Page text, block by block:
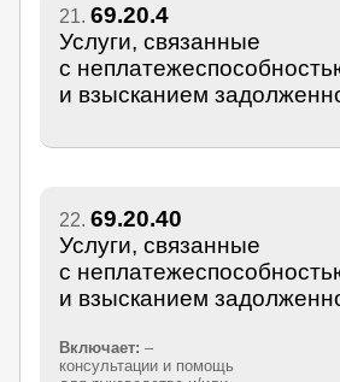
21. 69.20.4
Услуги, связанные
с
и взысканием
22. 69.20.40
Услуги, связанные
с
и взысканием
Включает: –
консультации и помощь